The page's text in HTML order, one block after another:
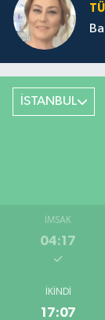
İSTANBUL
İMSAK
04:17
İKINDI
17:07